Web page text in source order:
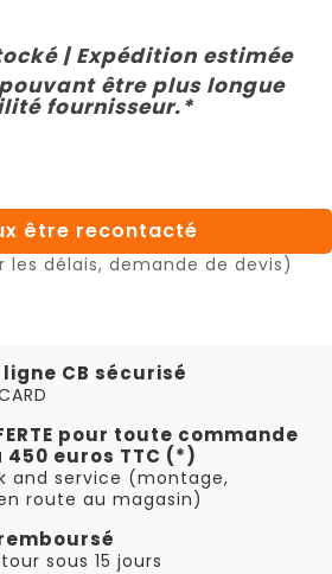
| Expédition estimée
être plus longue
fournisseur.*
être recontacté
délais, demande de devis)
CB sécurisé
pour toute commande
euros TTC (*)
and service (montage,
route au magasin)
sous 15 jours